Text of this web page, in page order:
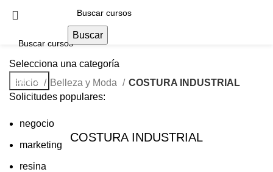
Buscar
Inicio Belleza y Moda COSTURA INDUSTRIAL
COSTURA INDUSTRIAL
Selecciona una categoría
Buscar
Solicitudes populares:
negocio
marketing
resina